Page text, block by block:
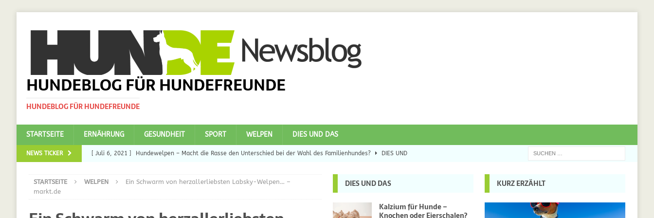
HUNDEBLOG FÜR HUNDEFREUNDE
HUNDEBLOG FÜR HUNDEFREUNDE
STARTSEITE ERNÄHRUNG GESUNDHEIT SPORT WELPEN DIES UND DAS
NEWS TICKER [ Juli 6, 2021 ] Hundewelpen – Macht die Rasse den Unterschied bei der Wahl des Familienhundes? DIES UND
Ulmenride für Hunde – der Heilsbringer? DIES UND DAS
STARTSEITE WELPEN
Ein Schwarm von herzallerliebsten Labsky-Welpen… –
markt.de
DIES UND DAS
Kalzium für Hunde –
Knochen oder Eierschalen?
KURZ ERZÄHLT